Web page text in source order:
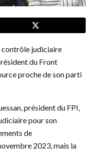
contrôle judiciaire
du Front
proche de son parti
président du FPI,
pour son
de
2023, mais la